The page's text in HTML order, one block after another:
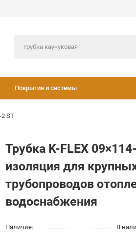
Покрытия и системы
2 ST
Трубка K-FLEX
изоляция для
трубопроводов
водоснабжения
Наличие: В